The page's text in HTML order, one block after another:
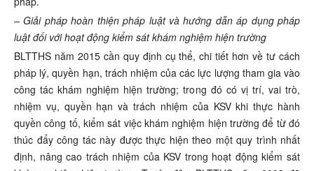
– Giải pháp hoàn thiện pháp luật và hướng dẫn áp dụng pháp
luật đối với hoạt động kiểm sát khám nghiệm hiện trường
BLTTHS năm 2015 cần quy định cụ thể, chi tiết hơn về tư cách
pháp lý, quyền hạn, trách nhiệm của các lực lượng tham gia vào
công tác khám nghiệm hiện trường; trong đó có vị trí, vai trò,
nhiệm vụ, quyền hạn và trách nhiệm của KSV khi thực hành
quyền công tố, kiểm sát việc khám nghiệm hiện trường để từ đó
thúc đẩy công tác này được thực hiện theo một quy trình nhất
định, nâng cao trách nhiệm của KSV trong hoạt động kiểm sát